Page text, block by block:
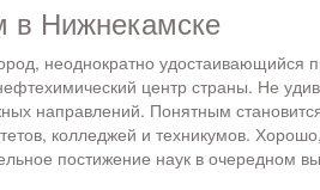
в Нижнекамске
неоднократно удостаивающийся
центр страны. Не
направлений. Понятным
колледжей и техникумов.
постижение наук в очередном